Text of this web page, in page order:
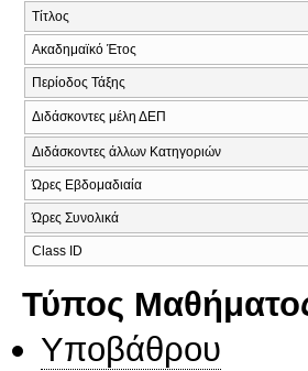
Τίτλος
Ακαδημαϊκό Έτος
Περίοδος Τάξης
Διδάσκοντες μέλη ΔΕΠ
Διδάσκοντες άλλων Κατηγοριών
Ώρες Εβδομαδιαία
Ώρες Συνολικά
Class ID
Τύπος
Υποβάθρου